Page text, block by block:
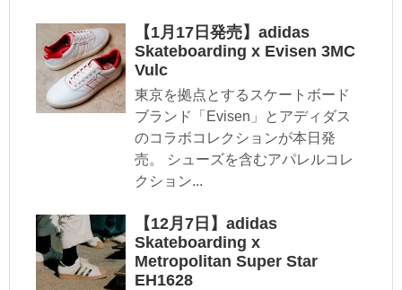
【1月17日発売】adidas
Skateboarding x Evisen 3MC
Vulc
東京を拠点とするスケートボード
ブランド「Evisen」とアディダス
のコラボコレクションが本日発
売。 シューズを含むアパレルコレ
クション...
【12月7日】adidas
Skateboarding x
Metropolitan Super Star
EH1628